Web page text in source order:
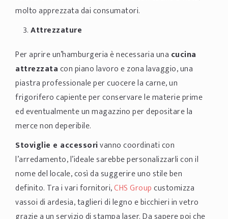
molto apprezzata dai consumatori.
Attrezzature
Per aprire un’hamburgeria è necessaria una cucina
attrezzatacon piano lavoro e zona lavaggio, una
piastra professionale per cuocere la carne, un
frigorifero capiente per conservare le materie prime
ed eventualmente un magazzino per depositare la
merce non deperibile.
Stoviglie e accessorivanno coordinati con
l’arredamento, l’ideale sarebbe personalizzarli con il
nome del locale, così da suggerire uno stile ben
definito. Tra i vari fornitori,CHS Groupcustomizza
vassoi di ardesia, taglieri di legno e bicchieri in vetro